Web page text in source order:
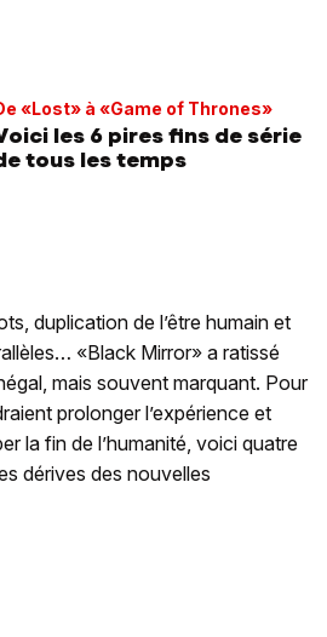
«Lost» à «Game of Thrones»
les 6 pires fins de série
tous les temps
duplication de l’être humain et
«Black Mirror» a ratissé
mais souvent marquant. Pour
prolonger l’expérience et
la fin de l’humanité, voici quatre
dérives des nouvelles